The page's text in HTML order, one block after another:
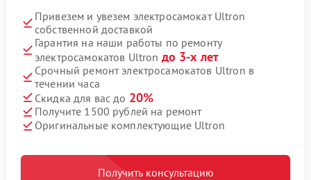
Привезем и увезем электросамокат Ultron
собственной доставкой
Гарантия на наши работы по ремонту
электросамокатов Ultron до 3-х лет
Срочный ремонт электросамокатов Ultron в
течении часа
Скидка для вас до 20%
Получите 1500 рублей на ремонт
Оригинальные комплектующие Ultron
Получить консультацию